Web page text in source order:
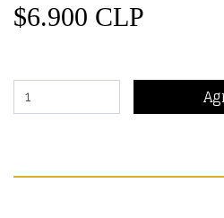
$6.900 CLP